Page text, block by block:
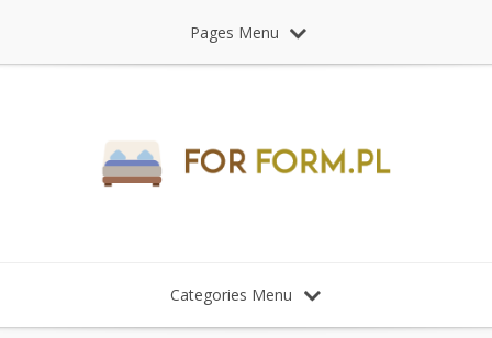
Pages Menu
Categories Menu